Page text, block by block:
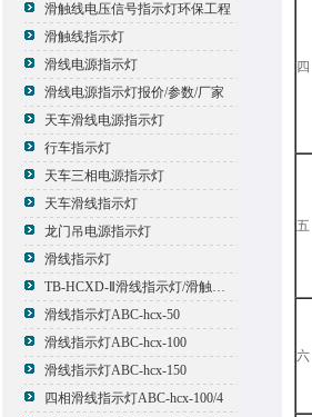
滑触线电压信号指示灯环保工程
滑触线指示灯
滑线电源指示灯
滑线电源指示灯报价/参数/厂家
天车滑线电源指示灯
行车指示灯
天车三相电源指示灯
天车滑线指示灯
龙门吊电源指示灯
滑线指示灯
TB-HCXD-Ⅱ滑线指示灯/滑触线指示灯
滑线指示灯ABC-hcx-50
滑线指示灯ABC-hcx-100
滑线指示灯ABC-hcx-150
四相滑线指示灯ABC-hcx-100/4
四
五
六